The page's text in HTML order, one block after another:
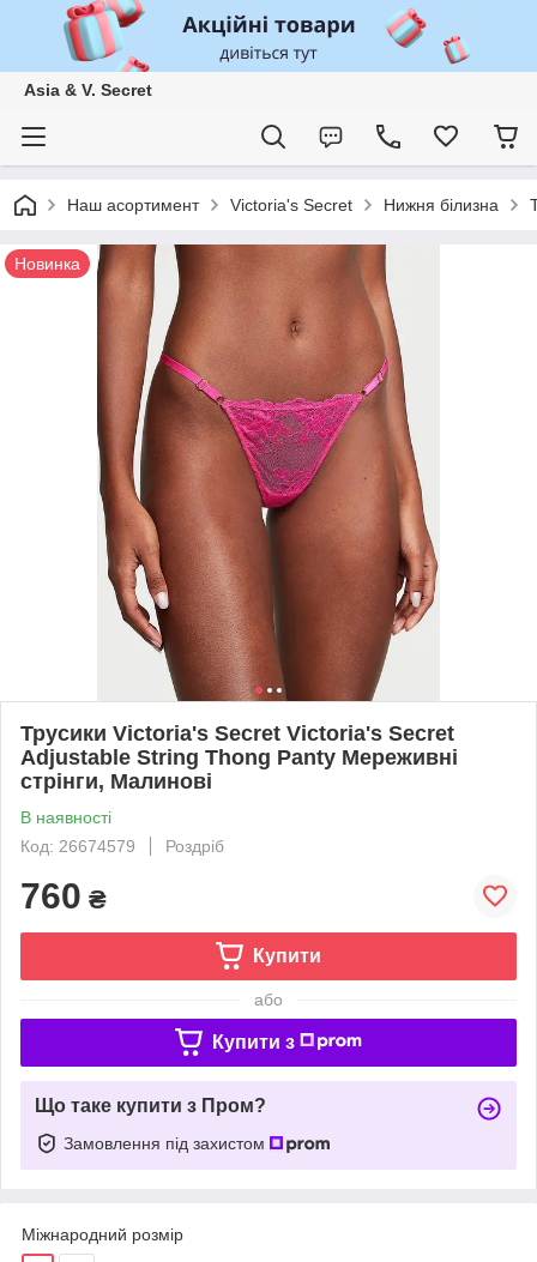
Asia & V. Secret
Наш асортимент Victoria's Secret Нижня білизна
Новинка
Трусики Victoria's Secret Victoria's Secret
Adjustable String Thong Panty Мереживні
cтрінги, Малинові
В наявності
Код: 26674579
Роздріб
760 ₴
Купити
або
Купити з
Що таке купити з Пром?
Замовлення під захистом
Міжнародний розмір